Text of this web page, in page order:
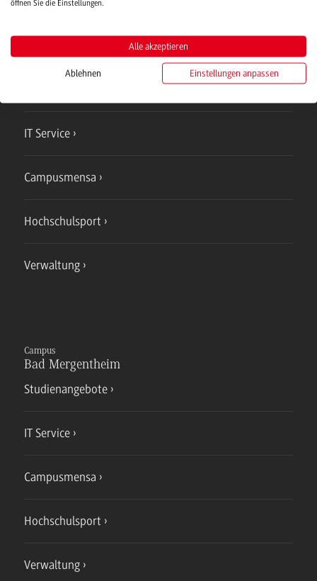
IT Service
Campusmensa
Hochschulsport
Verwaltung
Campus
Bad Mergentheim
Studienangebote
IT Service
Campusmensa
Hochschulsport
Verwaltung
öffnen Sie die Einstellungen.
Alle akzeptieren
Ablehnen Einstellungen anpassen